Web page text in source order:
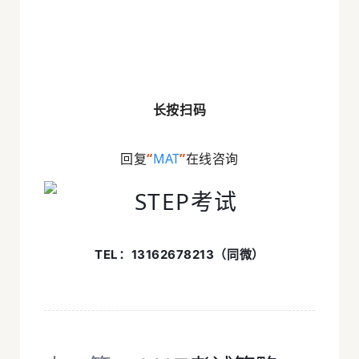
长按扫码
回复“MAT”在线咨询
TEL：13162678213（同微）